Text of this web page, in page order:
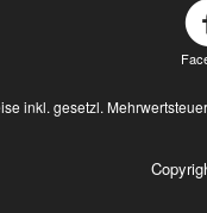
inkl. gesetzl.